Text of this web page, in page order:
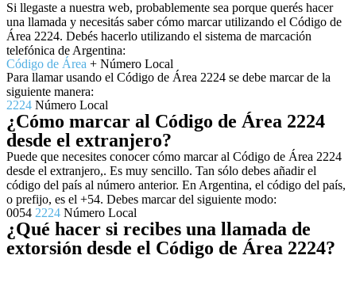
Si llegaste a nuestra web, probablemente sea porque querés hacer
una llamada y necesitás saber cómo marcar utilizando el Código de
Área 2224. Debés hacerlo utilizando el sistema de marcación
telefónica de Argentina:
Código de Área + Número Local
Para llamar usando el Código de Área 2224 se debe marcar de la
siguiente manera:
2224 Número Local
¿Cómo marcar al Código de Área 2224
desde el extranjero?
Puede que necesites conocer cómo marcar al Código de Área 2224
desde el extranjero,. Es muy sencillo. Tan sólo debes añadir el
código del país al número anterior. En Argentina, el código del país,
o prefijo, es el +54. Debes marcar del siguiente modo:
0054 2224 Número Local
¿Qué hacer si recibes una llamada de
extorsión desde el Código de Área 2224?